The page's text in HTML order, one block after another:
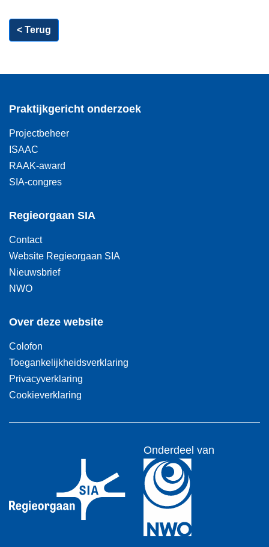
< Terug
Praktijkgericht onderzoek
Projectbeheer
ISAAC
RAAK-award
SIA-congres
Regieorgaan SIA
Contact
Website Regieorgaan SIA
Nieuwsbrief
NWO
Over deze website
Colofon
Toegankelijkheidsverklaring
Privacyverklaring
Cookieverklaring
Onderdeel van